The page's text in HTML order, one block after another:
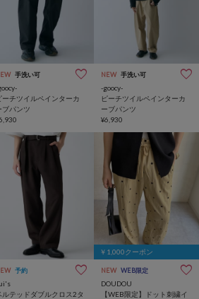
手洗い可
ーチツイルペインターカ
ブパンツ
NEW 手洗い可
-goocy-
ピーチツイルペインターカ
ーブパンツ
¥6,930
予約
ルテッドダブルクロス2タ
￥1,000クーポン
NEW WEB限定
DOUDOU
【WEB限定】ドット刺繍イ